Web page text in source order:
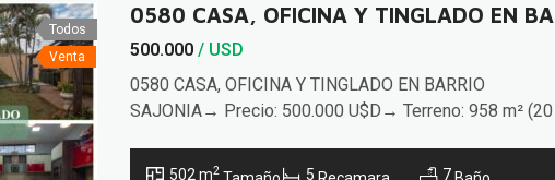
Todos
Venta
0580 CASA, OFICINA Y TINGLADO EN
500.000 / USD
0580 CASA, OFICINA Y TINGLADO EN BARRIO
SAJONIA→ Precio: 500.000 U$D→ Terreno: 958 m²
una avenida de alto tránsito a minutos de la Costanera
502 m2 5 7